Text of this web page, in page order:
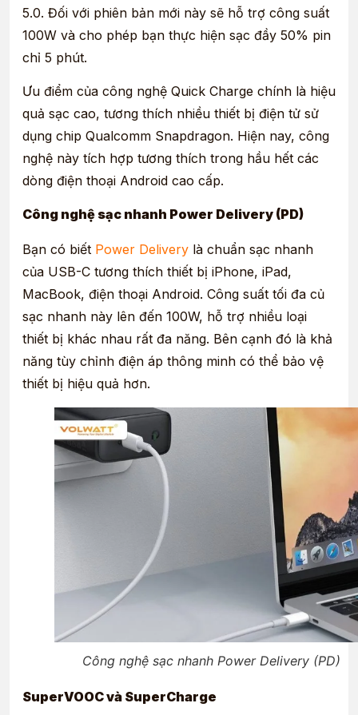
5.0. Đối với phiên bản mới này sẽ hỗ trợ công suất
100W và cho phép bạn thực hiện sạc đầy 50% pin
chỉ 5 phút.
Ưu điểm của công nghệ Quick Charge chính là hiệu
quả sạc cao, tương thích nhiều thiết bị điện tử sử
dụng chip Qualcomm Snapdragon. Hiện nay, công
nghệ này tích hợp tương thích trong hầu hết các
dòng điện thoại Android cao cấp.
Công nghệ sạc nhanh Power Delivery (PD)
Bạn có biết Power Delivery là chuẩn sạc nhanh
của USB-C tương thích thiết bị iPhone, iPad,
MacBook, điện thoại Android. Công suất tối đa củ
sạc nhanh này lên đến 100W, hỗ trợ nhiều loại
thiết bị khác nhau rất đa năng. Bên cạnh đó là khả
năng tùy chỉnh điện áp thông minh có thể bảo vệ
thiết bị hiệu quả hơn.
Công nghệ sạc nhanh Power Delivery (PD)
SuperVOOC và SuperCharge